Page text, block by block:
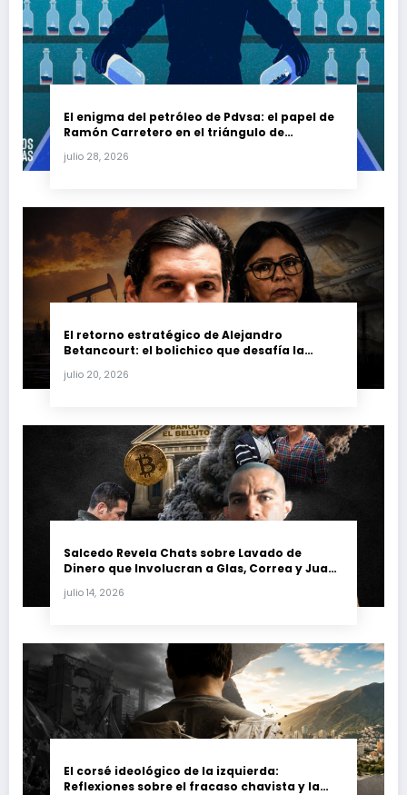
El enigma del petróleo de Pdvsa: el papel de
Ramón Carretero en el triángulo de
julio 28, 2026
El retorno estratégico de Alejandro
Betancourt: el bolichico que desafía la
petrolera venezolana
julio 20, 2026
Salcedo Revela Chats sobre Lavado de
Dinero que Involucran a Glas, Correa y Juan
julio 14, 2026
El corsé ideológico de la izquierda:
Reflexiones sobre el fracaso chavista y la